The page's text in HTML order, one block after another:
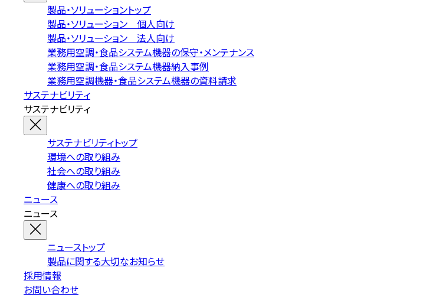
製品・ソリューショントップ
製品・ソリューション 個人向け
製品・ソリューション 法人向け
業務用空調・食品システム機器の保守・メンテナンス
業務用空調・食品システム機器納入事例
業務用空調機器・食品システム機器の資料請求
サステナビリティ
サステナビリティ
サステナビリティトップ
環境への取り組み
社会への取り組み
健康への取り組み
ニュース
ニュース
ニューストップ
製品に関する大切なお知らせ
採用情報
お問い合わせ